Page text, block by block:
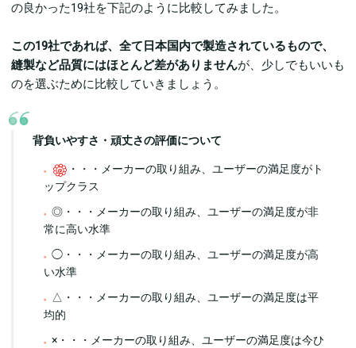
の良かった19社を下記のように比較してみました。
この19社であれば、全て日本国内で製造されているもので、
縫製など品質にはほとんど差がありませんが、少しでもいいも
のを選ぶために比較していきましょう。
背負いやすさ・頑丈さの評価について
・・・メーカーの取り組み、ユーザーの満足度がト
ップクラス
◎・・・メーカーの取り組み、ユーザーの満足度が非
常に高い水準
◯・・・メーカーの取り組み、ユーザーの満足度が高
い水準
△・・・メーカーの取り組み、ユーザーの満足度は平
均的
×・・・メーカーの取り組み、ユーザーの満足度は今ひ